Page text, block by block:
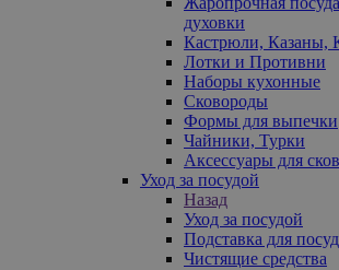
духовки
Кастрюли, Казаны,
Лотки и Противни
Наборы кухонные
Сковороды
Формы для выпечки
Чайники, Турки
Аксессуары для
Уход за посудой
Назад
Уход за посудой
Подставка для
Чистящие средства